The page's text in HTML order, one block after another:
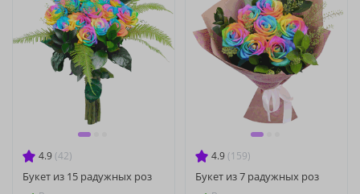
4.9 (42)
Букет из 15 радужных роз
4.9 (159)
Букет из 7 радужных роз